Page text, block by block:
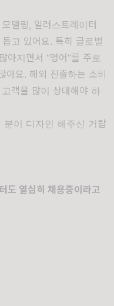
델링, 일러스트레이터
고 있어요. 특히 글로벌
아지면서 “영어”를 주로
아요. 해외 진출하는 소비
객을 많이 상대해야 하
이 디자인 해주신 거랍
도 열심히 채용중이라고